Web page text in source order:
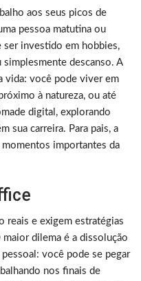
aos seus picos de
pessoa matutina ou
ser investido em hobbies,
descanso. A
vida: você pode viver em
à natureza, ou até
digital, explorando
sua carreira. Para pais, a
importantes da
reais e exigem estratégias
dilema é a dissolução
você pode se pegar
nos finais de